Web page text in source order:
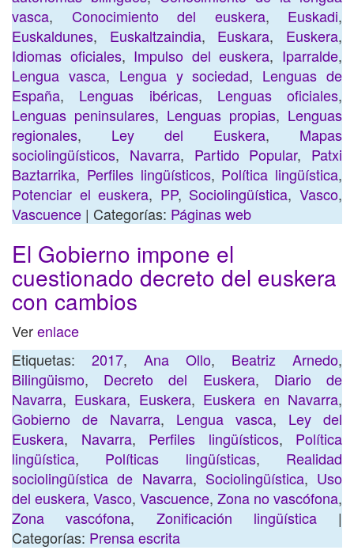
vasca, Conocimiento del euskera, Euskadi,
Euskaldunes, Euskaltzaindia, Euskara, Euskera,
Idiomas oficiales, Impulso del euskera, Iparralde,
Lengua vasca, Lengua y sociedad, Lenguas de
España, Lenguas ibéricas, Lenguas oficiales,
Lenguas peninsulares, Lenguas propias, Lenguas
regionales, Ley del Euskera, Mapas
sociolingüísticos, Navarra, Partido Popular, Patxi
Baztarrika, Perfiles lingüísticos, Política lingüística,
Potenciar el euskera, PP, Sociolingüística,Vasco,
Vascuence | Categorías: Páginas web
El Gobierno impone el
cuestionado decreto del euskera
con cambios
Verenlace
Etiquetas: 2017, Ana Ollo, Beatriz Arnedo,
Bilingüismo, Decreto del Euskera, Diario de
Navarra, Euskara, Euskera, Euskera en Navarra,
Gobierno de Navarra, Lengua vasca, Ley del
Euskera, Navarra, Perfiles lingüísticos, Política
lingüística, Políticas lingüísticas, Realidad
sociolingüística de Navarra, Sociolingüística, Uso
del euskera, Vasco, Vascuence, Zona no vascófona,
Zona vascófona, Zonificación lingüística|
Categorías: Prensa escrita